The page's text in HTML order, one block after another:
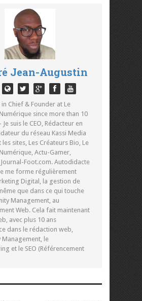
Jean-Augustin
in Chief & Founder at Le
since more than 10
suis le CEO, Rédacteur en
du réseau Kassi Media
sites, Les Créateurs Bio, Le
Actu-Gamer,
Journal-Foot.com. Autodidacte
me forme régulièrement
Digital, la gestion de
que dans ce qui touche
Management, au
Web. Cela fait maintenant
avec plus 10 ans
dans le rédaction web,
Management, le
et le SEO (Référencement